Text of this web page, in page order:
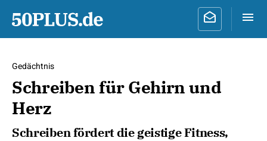
Gedächtnis
Schreiben für Gehirn und
Herz
Schreiben fördert die geistige Fitness,